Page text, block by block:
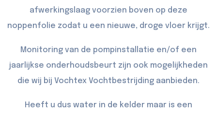
afwerkingslaag voorzien boven op deze
noppenfolie zodat u een nieuwe, droge vloer krijgt.
Monitoring van de pompinstallatie en/of een
jaarlijkse onderhoudsbeurt zijn ook mogelijkheden
die wij bij Vochtex Vochtbestrijding aanbieden.
Heeft u dus water in de kelder maar is een